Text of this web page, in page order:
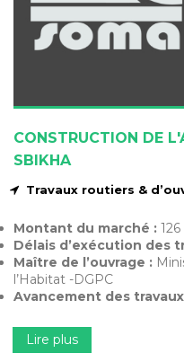
CONSTRUCTION DE
SBIKHA
Travaux routiers &
Montant du marché :
Délais d’exécution des
Maître de l’ouvrage :
l’Habitat -DGPC
Avancement des travaux
Lire plus